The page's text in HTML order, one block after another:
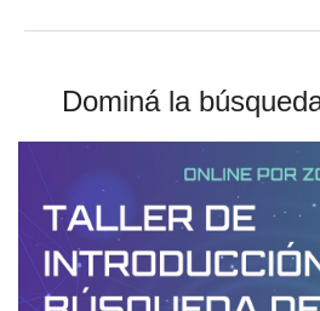
Dominá la